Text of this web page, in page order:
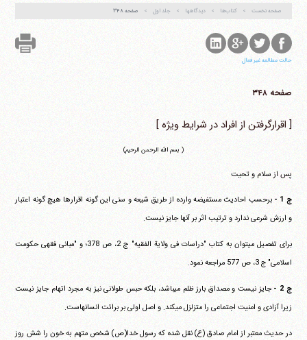
صفحه نخست کتاب‌ها دیدگاهها جلد اول صفحه ۳۴۸
حالت مطالعه غیر فعال
صفحه ۳۴۸
[ اقرارگرفتن از افراد در شرایط ویژه ]
( بسم الله الرحمن الرحیم)
پس از سلام و تحیت
ج 1 -
برحسب احادیث مستفیضه وارده از طریق شیعه و سنی این گونه اقرارها هیچ گونه اعتبار
و ارزش شرعی ندارد و ترتیب اثر بر آنها جایز نیست.
برای تفصیل می‎توان به کتاب "دراسات فی ولایة الفقیه" ج 2، ص 378؛ و "مبانی فقهی حکومت
اسلامی" ج 3، ص 577 مراجعه نمود.
ج 2 -
جایز نیست و مصداق بارز ظلم می‎باشد، بلکه حبس طولانی نیز به مجرد اتهام جایز نیست
زیرا آزادی و امنیت اجتماعی را متزلزل می‎کند. و اصل اولی بر برائت انسانهاست.
در حدیث معتبر از امام صادق (ع) نقل شده که رسول خدا(ص) شخص متهم به خون را شش روز